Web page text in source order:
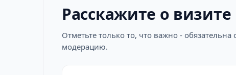
Расскажите о визите
Отметьте только то, что важно -
модерацию.